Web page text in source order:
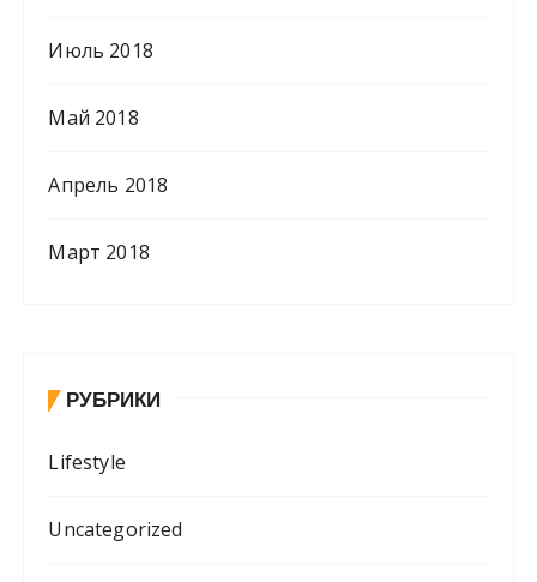
Июль 2018
Май 2018
Апрель 2018
Март 2018
РУБРИКИ
Lifestyle
Uncategorized